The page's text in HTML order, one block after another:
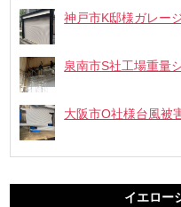
神戸市K邸様ガレー
泉南市S社工場重量
大阪市O社様台風被
イエロー